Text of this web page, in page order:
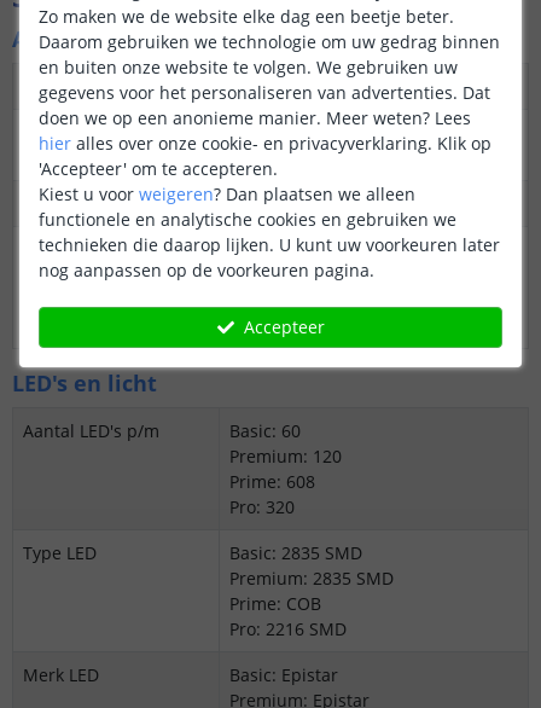
Algemene kenmerken
Dimbaar
Ja
3M plakstrip over de
gehele lengte
Ja
Garantie
5 jaar
Op maat te knippen
Basic: 20 cm
Premium: 5 cm
Pro: 5 cm
LED's en licht
Aantal LED's p/m
Basic: 60
Premium: 120
Prime: 608
Pro: 320
Type LED
Basic: 2835 SMD
Premium: 2835 SMD
Prime: COB
Pro: 2216 SMD
Merk LED
Basic: Epistar
Premium: Epistar
Zo maken we de website elke dag een beetje beter.
Daarom gebruiken we technologie om uw gedrag binnen
en buiten onze website te volgen. We gebruiken uw
gegevens voor het personaliseren van advertenties. Dat
doen we op een anonieme manier. Meer weten? Lees
hier alles over onze cookie- en privacyverklaring. Klik op
'Accepteer' om te accepteren.
Kiest u voor weigeren? Dan plaatsen we alleen
functionele en analytische cookies en gebruiken we
technieken die daarop lijken. U kunt uw voorkeuren later
nog aanpassen op de voorkeuren pagina.
Accepteer